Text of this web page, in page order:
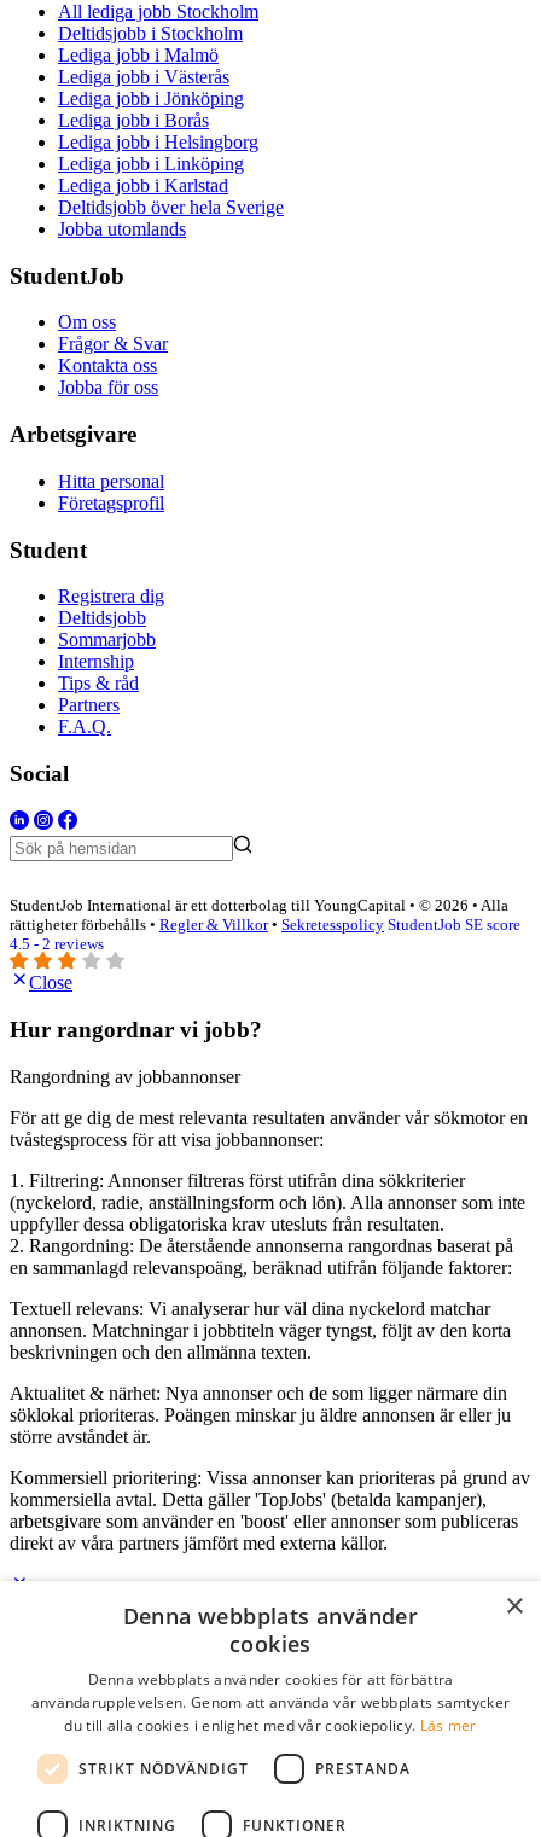
All lediga jobb Stockholm
Deltidsjobb i Stockholm
Lediga jobb i Malmö
Lediga jobb i Västerås
Lediga jobb i Jönköping
Lediga jobb i Borås
Lediga jobb i Helsingborg
Lediga jobb i Linköping
Lediga jobb i Karlstad
Deltidsjobb över hela Sverige
Jobba utomlands
StudentJob
Om oss
Frågor & Svar
Kontakta oss
Jobba för oss
Arbetsgivare
Hitta personal
Företagsprofil
Student
Registrera dig
Deltidsjobb
Sommarjobb
Internship
Tips & råd
Partners
F.A.Q.
Social
StudentJob International är ett dotterbolag till YoungCapital • © 2026 • Alla
rättigheter förbehålls • Regler & Villkor• Sekretesspolicy StudentJob SE score
4.5 - 2 reviews
Close
Hur rangordnar vi jobb?
Rangordning av jobbannonser
För att ge dig de mest relevanta resultaten använder vår sökmotor en
tvåstegsprocess för att visa jobbannonser:
1. Filtrering: Annonser filtreras först utifrån dina sökkriterier
(nyckelord, radie, anställningsform och lön). Alla annonser som inte
uppfyller dessa obligatoriska krav utesluts från resultaten.
2. Rangordning: De återstående annonserna rangordnas baserat på
en sammanlagd relevanspoäng, beräknad utifrån följande faktorer:
Textuell relevans: Vi analyserar hur väl dina nyckelord matchar
annonsen. Matchningar i jobbtiteln väger tyngst, följt av den korta
beskrivningen och den allmänna texten.
Aktualitet & närhet: Nya annonser och de som ligger närmare din
söklokal prioriteras. Poängen minskar ju äldre annonsen är eller ju
större avståndet är.
Kommersiell prioritering: Vissa annonser kan prioriteras på grund av
kommersiella avtal. Detta gäller 'TopJobs' (betalda kampanjer),
arbetsgivare som använder en 'boost' eller annonser som publiceras
direkt av våra partners jämfört med externa källor.
Logga in som företag
Lösenord
kom ihåg mig
logga in
×
Denna webbplats använder
cookies
Denna webbplats använder cookies för att förbättra
användarupplevelsen. Genom att använda vår webbplats samtycker
du till alla cookies i enlighet med vår cookiepolicy. Läs mer
STRIKT NÖDVÄNDIGT PRESTANDA
INRIKTNING FUNKTIONER